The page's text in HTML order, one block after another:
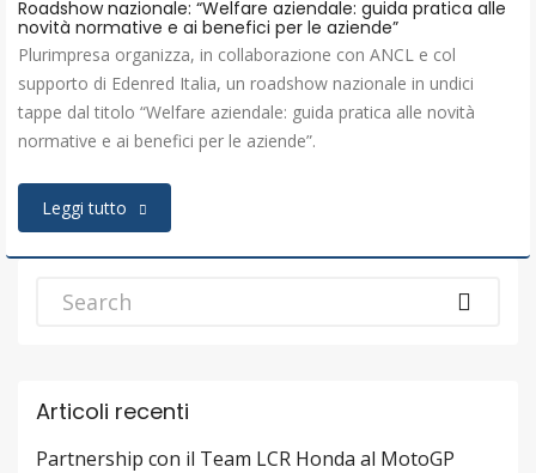
Roadshow nazionale: “Welfare aziendale: guida pratica alle
novità normative e ai benefici per le aziende”
Plurimpresa organizza, in collaborazione con ANCL e col
supporto di Edenred Italia, un roadshow nazionale in undici
tappe dal titolo “Welfare aziendale: guida pratica alle novità
normative e ai benefici per le aziende”.
Leggi tutto
Articoli recenti
Partnership con il Team LCR Honda al MotoGP